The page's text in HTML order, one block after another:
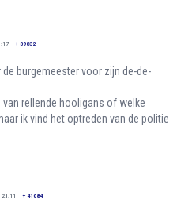
+ 39832
burgemeester voor zijn de-de-
rellende hooligans of welke
ik vind het optreden van de politie
21:11 + 41084